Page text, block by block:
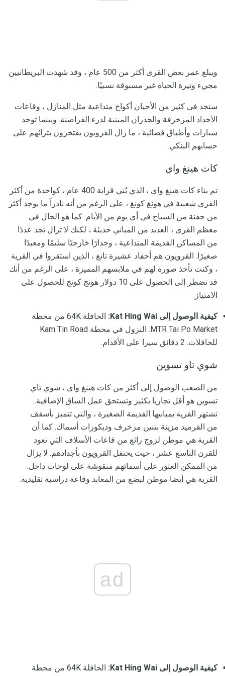
ويبلغ عمر بعض القرى أكثر من 500 عام ، وقد شهدت البريطانيين
مجيء وتيرة الحياة غير مسبوقة نسبيًا.
ستجد في كثير من الأحيان أكواخ متداعية مثل المنازل ، وقاعات
الأجداد المزخرفة والجدران المبنية لدرء القراصنة. وبينما توجد
سيارات وأطباق فضائية ، ما زال القرويون يفتخرون بتراثهم على
حسابهم البنكي.
كات هينغ واي
تم بناء كات هينغ واي ، الذي بُني قرابة 400 عام ، كواحدة من أكثر
القرى شعبية في هونغ كونغ ، على الرغم من أنه نادراً ما يوجد أكثر
من حفنة من السياح في أي يوم من الأيام. كما هو الحال في
معظم القرى ، العديد من المباني حديثة ، لكنك لا تزال تجد عددًا
من المساكن القديمة المتداعية ، وجدارًا خارجيًا سليمًا ومعبدًا
صغيرًا. القرويون هم أحفاد عشيرة تانغ ، الذين استقروا في القرية
، وكنت تأخذ صورة لهم في ملابسهم المميزة ، على الرغم من أنك
قد تضطر إلى الحصول على 10 دولار هونج كونج للحصول على
الامتياز.
كيفية الوصول إلى Kat Hing Wai:
الحافلة 64K من محطة
MTR Tai Po Market. النزول في محطة Kam Tin Road
للحافلات. 2 دقائق سيرا على الأقدام.
شوي تاو تسوين
من الصعب الوصول إلى أكثر من كات هينغ واي ، شوي تاي
تسوين هو أقل تجاريا بكثير وتستحق عمل الساق الإضافية.
تشتهر القرية بمبانيها القديمة الصغيرة ، والتي تتميز بأسقف
من القرميد مزينة بتنين مزخرف وديكورات أسماك. كما أن
القرية هي موطن لزوج رائع من قاعات الأسلاف التي تعود
للقرن التاسع عشر ، حيث يحتفل القرويون بأجدادهم. لا يزال
من الممكن العثور على أسمائهم منقوشة على لوحات داخل.
القرية هي أيضا موطن لبضع من المعابد وقاعة دراسية تقليدية.
ad
كيفية الوصول إلى Kat Hing Wai:
الحافلة 64K من محطة